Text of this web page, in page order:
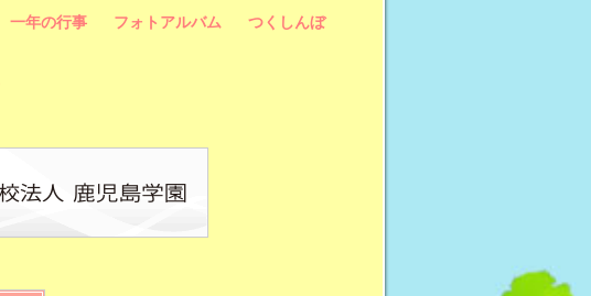
一年の行事 フォトアルバム つくしんぼ